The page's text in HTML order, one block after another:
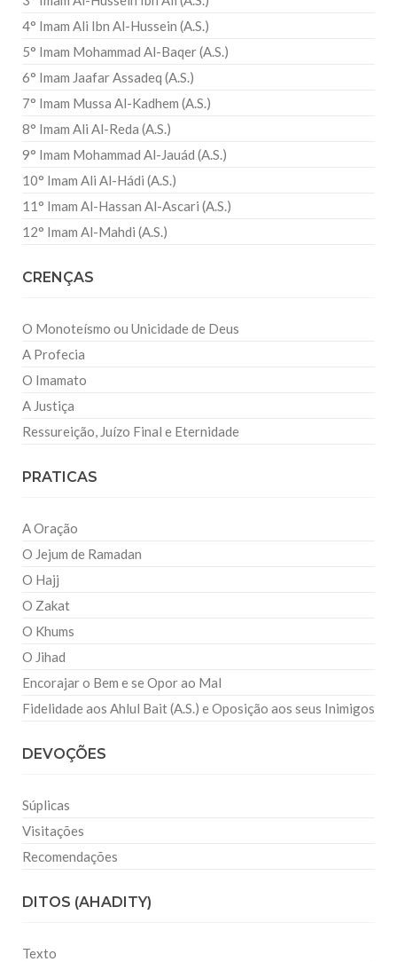
4° Imam Ali Ibn Al-Hussein (A.S.)
5° Imam Mohammad Al-Baqer (A.S.)
6° Imam Jaafar Assadeq (A.S.)
7° Imam Mussa Al-Kadhem (A.S.)
8° Imam Ali Al-Reda (A.S.)
9° Imam Mohammad Al-Jauád (A.S.)
10° Imam Ali Al-Hádi (A.S.)
11° Imam Al-Hassan Al-Ascari (A.S.)
12° Imam Al-Mahdi (A.S.)
CRENÇAS
O Monoteísmo ou Unicidade de Deus
A Profecia
O Imamato
A Justiça
Ressureição, Juízo Final e Eternidade
PRATICAS
A Oração
O Jejum de Ramadan
O Hajj
O Zakat
O Khums
O Jihad
Encorajar o Bem e se Opor ao Mal
Fidelidade aos Ahlul Bait (A.S.) e Oposição aos seus Inimigos
DEVOÇÕES
Súplicas
Visitações
Recomendações
DITOS (AHADITY)
Texto